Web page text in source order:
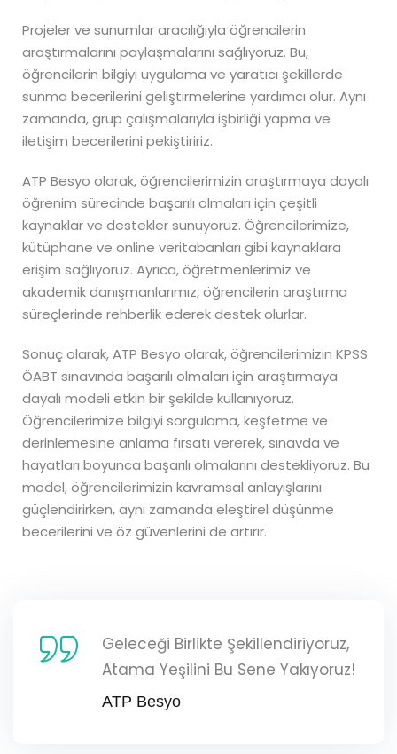
Projeler ve sunumlar aracılığıyla öğrencilerin
araştırmalarını paylaşmalarını sağlıyoruz. Bu,
öğrencilerin bilgiyi uygulama ve yaratıcı şekillerde
sunma becerilerini geliştirmelerine yardımcı olur. Aynı
zamanda, grup çalışmalarıyla işbirliği yapma ve
iletişim becerilerini pekiştiririz.
ATP Besyo olarak, öğrencilerimizin araştırmaya dayalı
öğrenim sürecinde başarılı olmaları için çeşitli
kaynaklar ve destekler sunuyoruz. Öğrencilerimize,
kütüphane ve online veritabanları gibi kaynaklara
erişim sağlıyoruz. Ayrıca, öğretmenlerimiz ve
akademik danışmanlarımız, öğrencilerin araştırma
süreçlerinde rehberlik ederek destek olurlar.
Sonuç olarak, ATP Besyo olarak, öğrencilerimizin KPSS
ÖABT sınavında başarılı olmaları için araştırmaya
dayalı modeli etkin bir şekilde kullanıyoruz.
Öğrencilerimize bilgiyi sorgulama, keşfetme ve
derinlemesine anlama fırsatı vererek, sınavda ve
hayatları boyunca başarılı olmalarını destekliyoruz. Bu
model, öğrencilerimizin kavramsal anlayışlarını
güçlendirirken, aynı zamanda eleştirel düşünme
becerilerini ve öz güvenlerini de artırır.
Geleceği Birlikte Şekillendiriyoruz,
Atama Yeşilini Bu Sene Yakıyoruz!
ATP Besyo